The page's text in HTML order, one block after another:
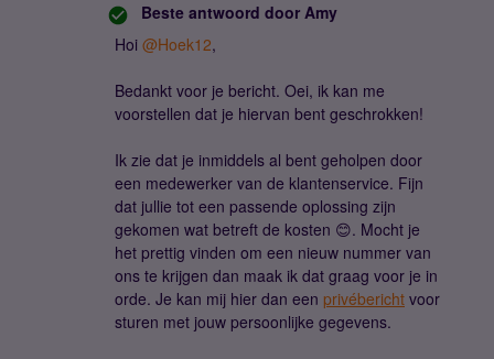
Beste antwoord door Amy
Hoi @Hoek12,
Bedankt voor je bericht. Oei, ik kan me
voorstellen dat je hiervan bent geschrokken!
Ik zie dat je inmiddels al bent geholpen door
een medewerker van de klantenservice. Fijn
dat jullie tot een passende oplossing zijn
gekomen wat betreft de kosten 😊. Mocht je
het prettig vinden om een nieuw nummer van
ons te krijgen dan maak ik dat graag voor je in
orde. Je kan mij hier dan een privébericht voor
sturen met jouw persoonlijke gegevens.